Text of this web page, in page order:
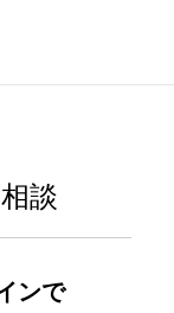
談
ンで